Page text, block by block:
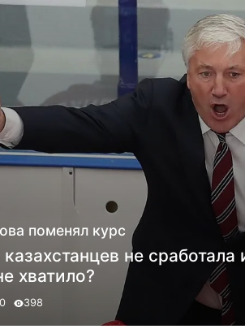
поменял курс
не сработала
хватило?
398